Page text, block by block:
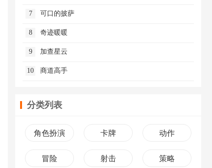
7 可口的披萨
8 奇迹暖暖
9 加查星云
10 商道高手
分类列表
角色扮演 卡牌 动作
冒险 射击 策略